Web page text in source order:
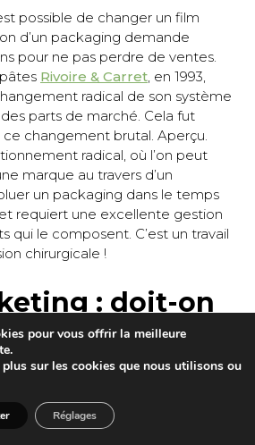
possible de changer un film
d’un packaging demande
pour ne pas perdre de ventes.
Rivoire & Carret , en 1993,
radical de son système
parts de marché. Cela fut
changement brutal. Aperçu.
radical, où l’on peut
marque au travers d’un
un packaging dans le temps
et requiert une excellente gestion
qui le composent. C’est un travail
chirurgicale !
: doit-on
packaging ?
le changement ou l’élaboration
lorsque :
et il faut créer un nouveau
pour vous offrir la meilleure
sur les cookies que nous utilisons ou
Réglages